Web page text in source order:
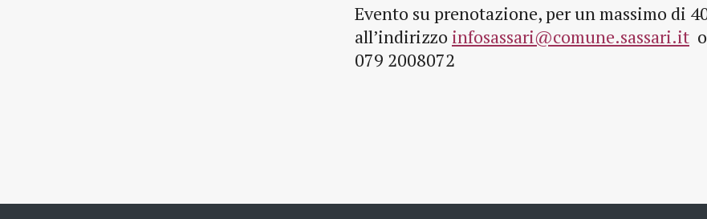
Evento su prenotazione, per un massimo di
all’indirizzo infosassari@comune.sassari.it
079 2008072